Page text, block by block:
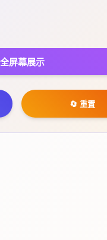
屏幕展示
🔄 重置